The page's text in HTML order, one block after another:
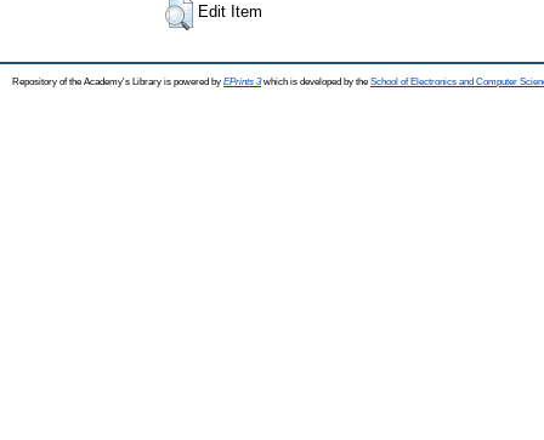
Edit Item
Repository of the Academy's Library is powered by EPrints 3which is developed by the School of Electronics and Computer